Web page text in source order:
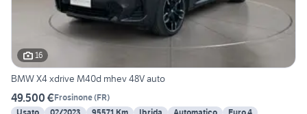
16
BMW X4 xdrive M40d mhev 48V auto
49.500 €Frosinone(FR)